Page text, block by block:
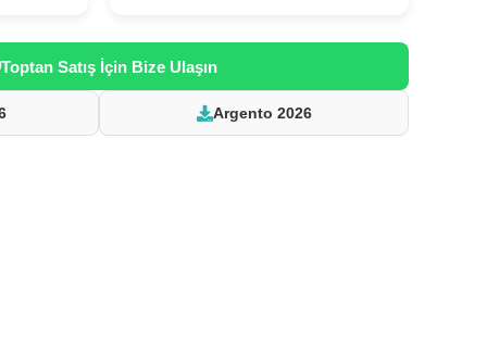
Toptan Satış İçin Bize Ulaşın
Argento 2026